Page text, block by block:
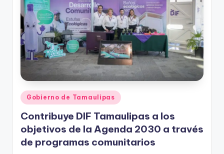
Publicado
en
Gobierno de Tamaulipas
Contribuye DIF Tamaulipas a los
objetivos de la Agenda 2030 a través
de programas comunitarios